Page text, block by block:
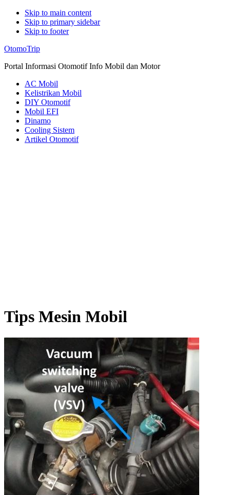
Skip to main content
Skip to primary sidebar
Skip to footer
Additional
menu
OtomoTrip
Portal Informasi Otomotif Info Mobil dan Motor
AC Mobil
Kelistrikan Mobil
DIY Otomotif
Mobil EFI
Dinamo
Cooling Sistem
Artikel Otomotif
Tips Mesin Mobil